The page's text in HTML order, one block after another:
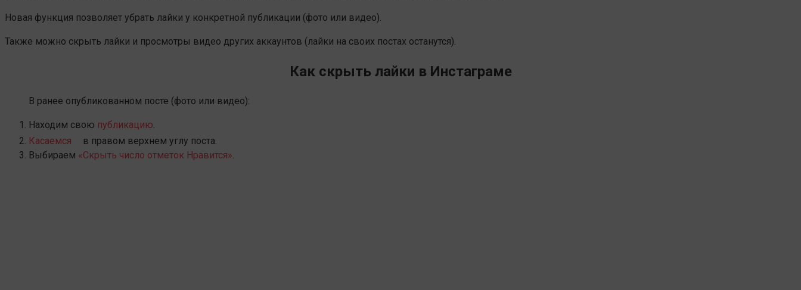
Новая функция позволяет убрать лайки у конкретной публикации (фото или видео).
Также можно скрыть лайки и просмотры видео других аккаунтов (лайки на своих постах останутся).
Как скрыть лайки в Инстаграме
В ранее опубликованном посте (фото или видео):
Находим свою публикацию
Касаемся
в правом верхнем углу поста.
Выбираем «Скрыть число отметок Нравится»